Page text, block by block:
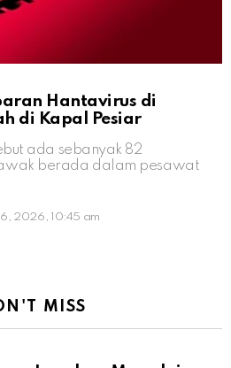
Hantavirus di
di Kapal Pesiar
ada sebanyak 82
berada dalam pesawat
2026, 10:45 am
MISS